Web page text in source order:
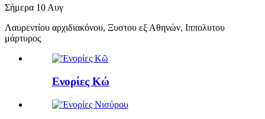
Σήμερα 10 Αυγ
Λαυρεντίου αρχιδιακόνου, Ξυστου εξ Αθηνών, Ιππολυτου
μάρτυρος
Ενορίες Κώ